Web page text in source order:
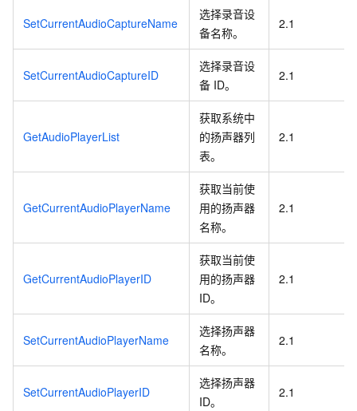
SetCurrentAudioCaptureName
选择录音设
备名称。
2.1
SetCurrentAudioCaptureID
选择录音设
备 ID。
2.1
GetAudioPlayerList
获取系统中
的扬声器列
表。
2.1
GetCurrentAudioPlayerName
获取当前使
用的扬声器
名称。
2.1
GetCurrentAudioPlayerID
获取当前使
用的扬声器
ID。
2.1
SetCurrentAudioPlayerName
选择扬声器
名称。
2.1
SetCurrentAudioPlayerID
选择扬声器
ID。
2.1